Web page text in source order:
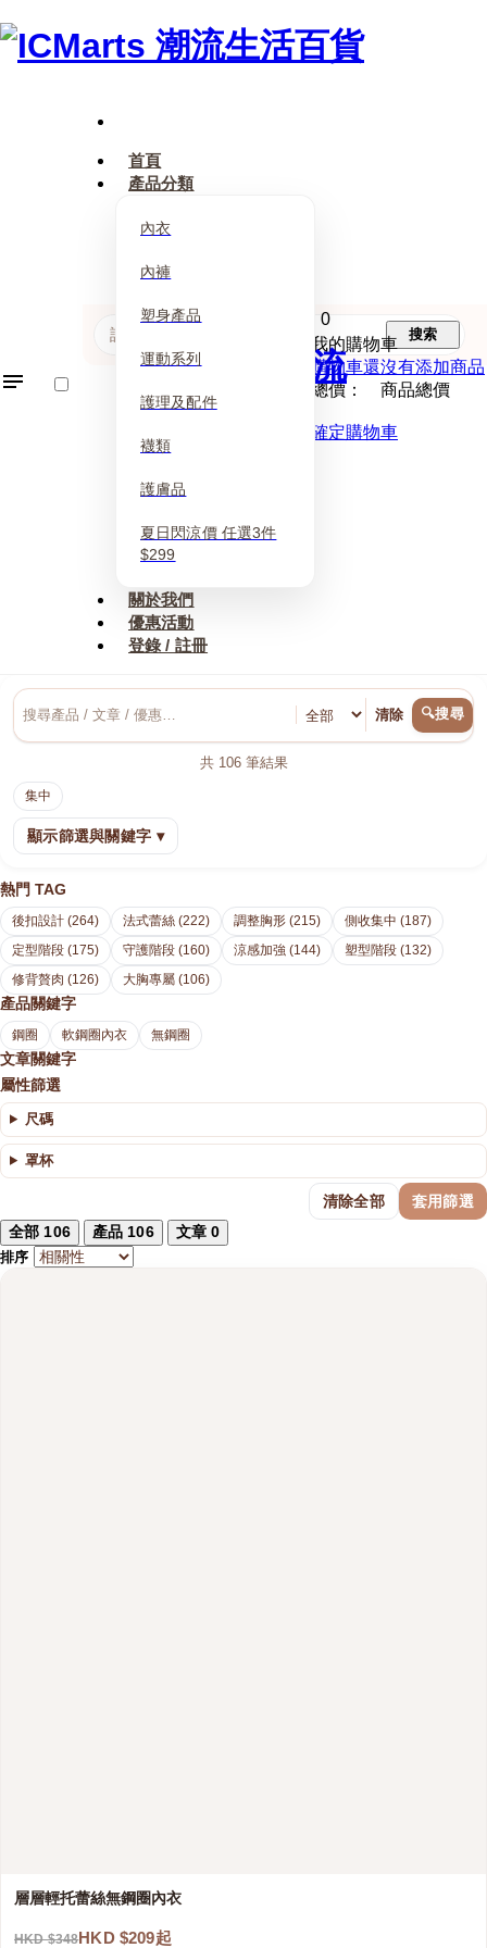
首頁
產品分類
內衣
內褲
塑身產品
運動系列
護理及配件
襪類
護膚品
夏日閃涼價 任選3件
$299
關於我們
優惠活動
登錄 / 註冊
0
我的購物車
購物車還沒有添加商品
總價： 商品總價
確定購物車
搜索
清除 🔍搜尋
共 106筆結果
集中
顯示篩選與關鍵字 ▾
熱門 TAG
後扣設計 (264) 法式蕾絲 (222) 調整胸形 (215)
側收集中 (187)
定型階段 (175)
守護階段 (160) 涼感加強 (144)
塑型階段 (132)
修背贅肉 (126)
大胸專屬 (106)
產品關鍵字
鋼圈 軟鋼圈內衣 無鋼圈
文章關鍵字
屬性篩選
尺碼
罩杯
清除全部
套用篩選
全部 106 產品 106 文章0
排序
層層輕托蕾絲無鋼圈內衣
HKD $348HKD $209起